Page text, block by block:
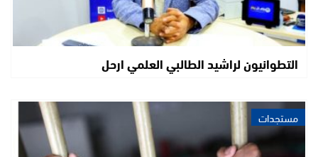
التطوانيون لراشيد الطالبي العلمي ارحل
مستجدات